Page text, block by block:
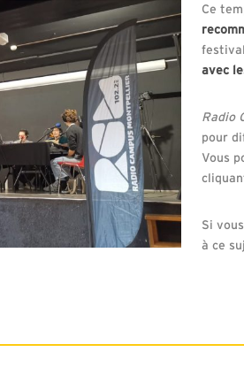
Ce
avec
Radio
pour
Vous
Si
à ce